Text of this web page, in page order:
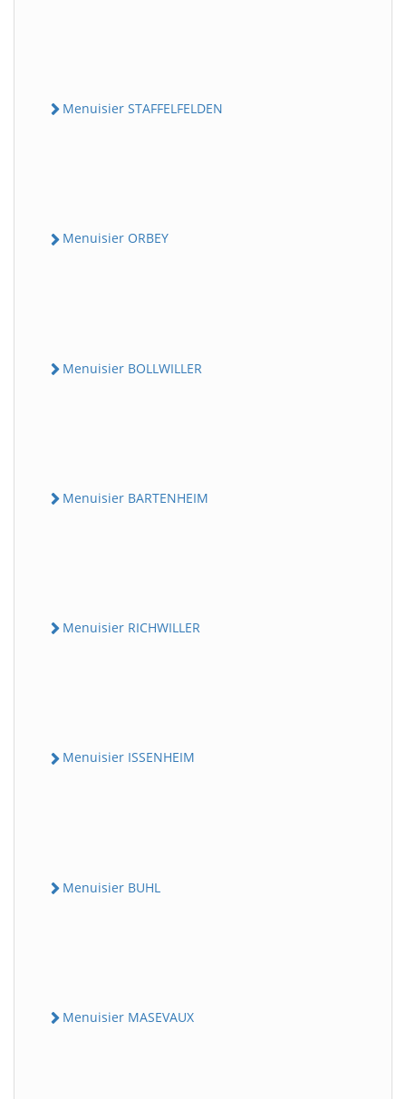
Menuisier STAFFELFELDEN
Menuisier ORBEY
Menuisier BOLLWILLER
Menuisier BARTENHEIM
Menuisier RICHWILLER
Menuisier ISSENHEIM
Menuisier BUHL
Menuisier MASEVAUX